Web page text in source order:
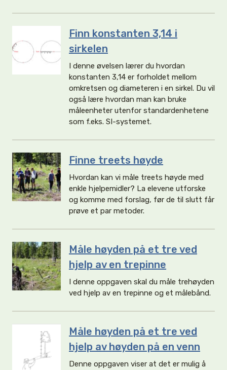
Finn konstanten 3,14 i
sirkelen
I denne øvelsen lærer du hvordan
konstanten 3,14 er forholdet mellom
omkretsen og diameteren i en sirkel. Du vil
også lære hvordan man kan bruke
måleenheter utenfor standardenhetene
som f.eks. SI-systemet.
Finne treets høyde
Hvordan kan vi måle treets høyde med
enkle hjelpemidler? La elevene utforske
og komme med forslag, før de til slutt får
prøve et par metoder.
Måle høyden på et tre ved
hjelp av en trepinne
I denne oppgaven skal du måle trehøyden
ved hjelp av en trepinne og et målebånd.
Måle høyden på et tre ved
hjelp av høyden på en venn
Denne oppgaven viser at det er mulig å